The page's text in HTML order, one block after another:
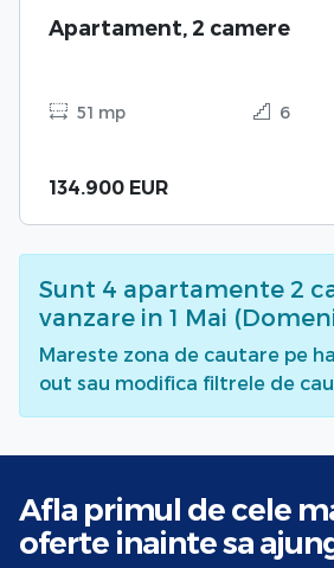
Apartament, 2 camere
51 mp 6
134.900 EUR
Sunt 4 apartamente 2
vanzare in 1 Mai
Mareste zona de cautare pe
out sau modifica filtrele de
Afla primul de cele
oferte inainte sa